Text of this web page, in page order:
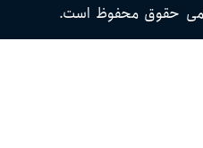
حقوق محفوظ است.​​​​​​​